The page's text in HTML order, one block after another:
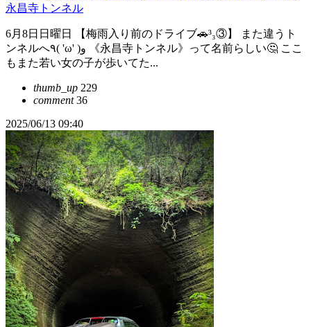
永昌寺トンネル
6月8日日曜日 【梅雨入り前のドライブ🚗³₃③】 また違うト
ンネルへ٩( 'ω' )و 《永昌寺トンネル》って名前らしい🤔 ここ
もまた若い女の子が歩いてた...
thumb_up 229
comment36
2025/06/13 09:40